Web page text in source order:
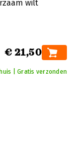
wilt
€ 21,50
| Gratis verzonden